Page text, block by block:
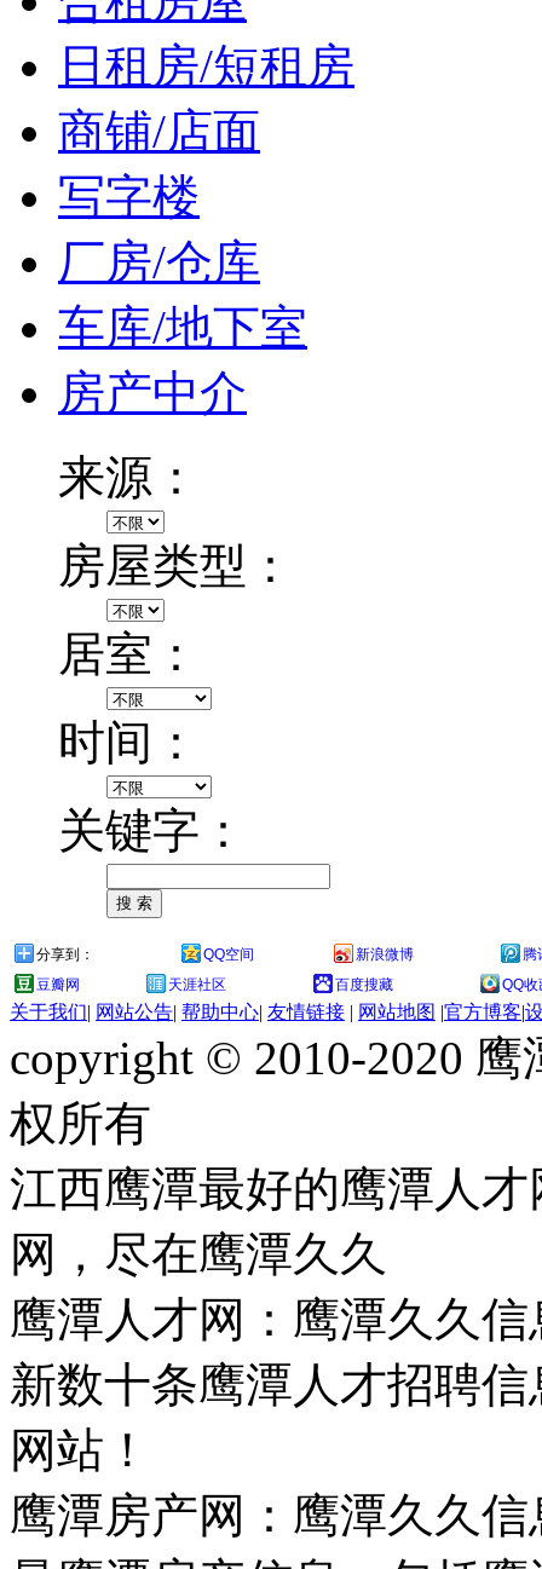
日租房/短租房
商铺/店面
写字楼
厂房/仓库
车库/地下室
房产中介
来源：
房屋类型：
居室：
时间：
关键字：
分享到： QQ空间 新浪微博
腾
豆瓣网
天涯社区 百度搜藏 QQ收
关于我们| 网站公告| 帮助中心| 友情链接 | 网站地图 |官方博客|
copyright © 2010-2020
权所有
江西鹰潭最好的鹰潭人
网，尽在鹰潭久久
鹰潭人才网：鹰潭久久
新数十条鹰潭人才招聘
网站！
鹰潭房产网：鹰潭久久